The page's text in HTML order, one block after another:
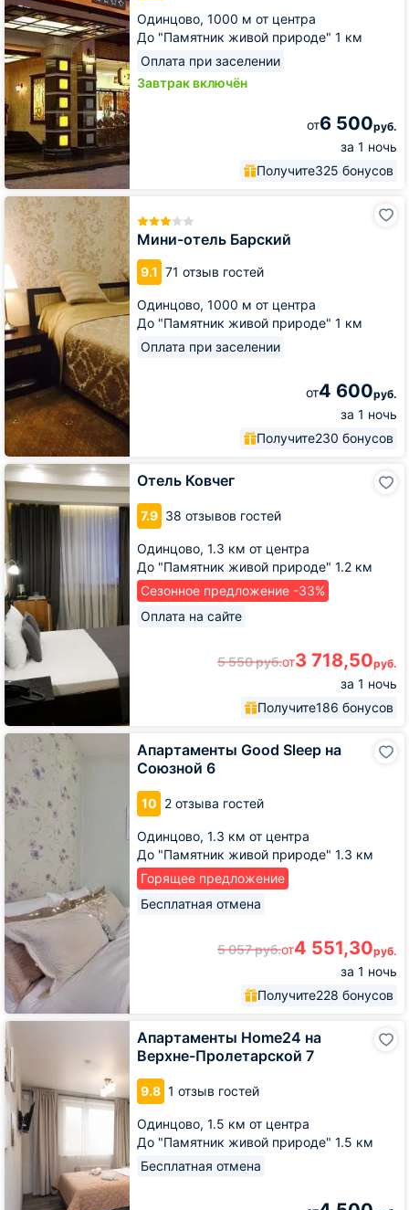
Одинцово, 1000 м от центра
До "Памятник живой природе" 1 км
Оплата при заселении
Завтрак включён
от6 500руб.
за 1 ночь
Получите325 бонусов
Мини-отель Барский
9.1 71 отзыв гостей
Одинцово, 1000 м от центра
До "Памятник живой природе" 1 км
Оплата при заселении
от4 600руб.
за 1 ночь
Получите230 бонусов
Мини-
отель
Барский
Отель Ковчег
7.9 38 отзывов гостей
Одинцово, 1.3 км от центра
До "Памятник живой природе" 1.2 км
Сезонное предложение -33%
Оплата на сайте
5 550руб.от3 718,50руб.
за 1 ночь
Получите186 бонусов
Отель
Ковчег
Апартаменты Good Sleep на
Союзной 6
10 2 отзыва гостей
Одинцово, 1.3 км от центра
До "Памятник живой природе" 1.3 км
Горящее предложение
Бесплатная отмена
5 057руб.от4 551,30руб.
за 1 ночь
Получите228 бонусов
Апартаменты
Good
Sleep
на
Союзной
Апартаменты Home24 на
Верхне-Пролетарской 7
9.8 1 отзыв гостей
Одинцово, 1.5 км от центра
До "Памятник живой природе" 1.5 км
Бесплатная отмена
Апартаменты
Home24
на
Верхне-
Пролетарской